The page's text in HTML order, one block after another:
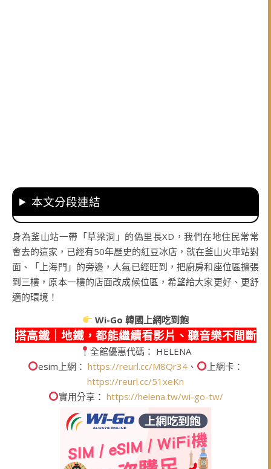
本文分段連結
身為釜山站一帶「草梁洞」的偽里長XD，我們在地住民常常
會去的這家，已經有50年歷史的紅豆冰店，就在釜山火車站對
面、「上海門」的旁邊，人氣已經旺到，把廚房和座位區擴張
到三樓，原本一樓的店面改成候位區，希望給大家更好、更舒
適的環境！
Wi-Go韓國上網吃到飽
搭高鐵｜地鐵，都能繼續看影片、聽音樂不間斷
全館優惠代碼： HELENA
esim上網： https://reurl.cc/M8Qr34 、
上網卡：
https://reurl.cc/51xeKn
實用分享： https://helena.tw/wi-go-tw/